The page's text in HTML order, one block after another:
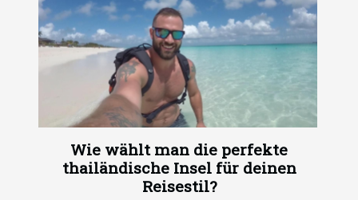
Wie wählt man die perfekte
thailändische Insel für deinen
Reisestil?